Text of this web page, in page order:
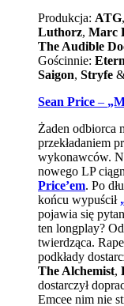
Produkcja: ATG,
Luthorz, Marc
The Audible
Gościnnie:
Saigon, Stryfe
Sean Price –
Żaden odbiorca
przekładaniem
wykonawców.
nowego LP
Price’em. Po
końcu wypuścił
pojawia się
ten longplay?
twierdząca.
podkłady
The Alchemist,
dostarczył
Emcee nim nie